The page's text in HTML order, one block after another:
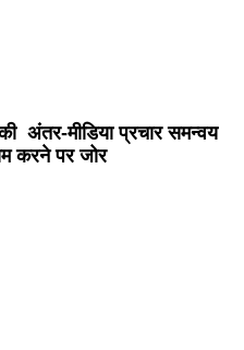
अंतर-मीडिया प्रचार समन्वय
करने पर जोर